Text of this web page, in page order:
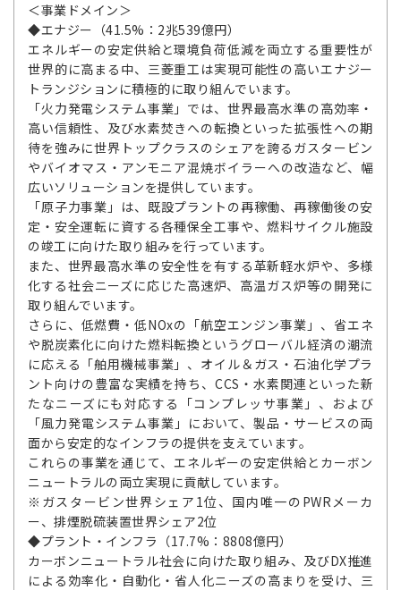
＜事業ドメイン＞
◆エナジー（41.5%：2兆539億円）
エネルギーの安定供給と環境負荷低減を両立する重要性が
世界的に高まる中、三菱重工は実現可能性の高いエナジー
トランジションに積極的に取り組んでいます。
「火力発電システム事業」では、世界最高水準の高効率・
高い信頼性、及び水素焚きへの転換といった拡張性への期
待を強みに世界トップクラスのシェアを誇るガスタービン
やバイオマス・アンモニア混焼ボイラーへの改造など、幅
広いソリューションを提供しています。
「原子力事業」は、既設プラントの再稼働、再稼働後の安
定・安全運転に資する各種保全工事や、燃料サイクル施設
の竣工に向けた取り組みを行っています。
また、世界最高水準の安全性を有する革新軽水炉や、多様
化する社会ニーズに応じた高速炉、高温ガス炉等の開発に
取り組んでいます。
さらに、低燃費・低NOxの「航空エンジン事業」、省エネ
や脱炭素化に向けた燃料転換というグローバル経済の潮流
に応える「舶用機械事業」、オイル＆ガス・石油化学プラ
ント向けの豊富な実績を持ち、CCS・水素関連といった新
たなニーズにも対応する「コンプレッサ事業」、および
「風力発電システム事業」において、製品・サービスの両
面から安定的なインフラの提供を支えています。
これらの事業を通じて、エネルギーの安定供給とカーボン
ニュートラルの両立実現に貢献しています。
※ガスタービン世界シェア1位、国内唯一のPWRメーカ
ー、排煙脱硫装置世界シェア2位
◆プラント・インフラ（17.7%：8808億円）
カーボンニュートラル社会に向けた取り組み、及びDX推進
による効率化・自動化・省人化ニーズの高まりを受け、三